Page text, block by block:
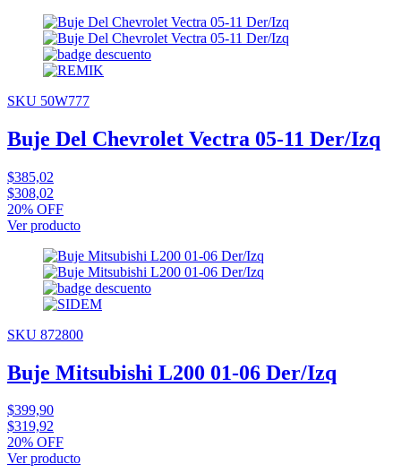
SKU 50W777
Buje Del Chevrolet Vectra 05-11 Der/Izq
$385,02
$308,02
20% OFF
Ver producto
SKU 872800
Buje Mitsubishi L200 01-06 Der/Izq
$399,90
$319,92
20% OFF
Ver producto